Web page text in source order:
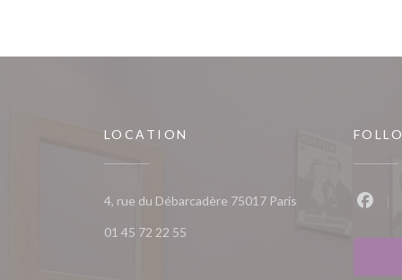
LOCATION
4, rue du Débarcadère 75017 Paris((opens in a new
01 45 72 22 55